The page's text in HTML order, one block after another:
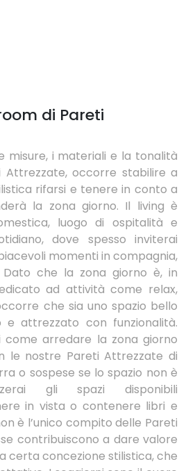
di Pareti
misure, i materiali e la tonalità
occorre stabilire a
rifarsi e tenere in conto a
la zona giorno. Il living è
luogo di ospitalità e
dove spesso inviterai
momenti in compagnia,
che la zona giorno è, in
ad attività come relax,
che sia uno spazio bello
e attrezzato con funzionalità.
come arredare la zona giorno
le nostre Pareti Attrezzate di
o sospese se lo spazio non è
gli spazi disponibili
in vista o contenere libri e
è l’unico compito delle Pareti
contribuiscono a dare valore
certa concezione stilistica, che